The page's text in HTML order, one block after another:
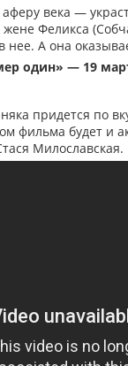
века —
Феликса
нее. А она
один» — 19
придется по
фильма будет и
Милославская.